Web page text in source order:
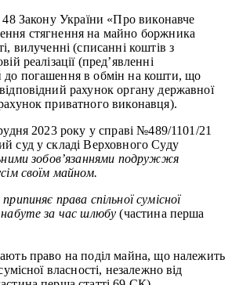
48 Закону України «Про виконавче
стягнення на майно боржника
вилученні (списанні коштів з
реалізації (пред’явленні
до погашення в обмін на кошти, що
рахунок органу державної
приватного виконавця).
2023 року у справі №489/1101/21
суд у складі Верховного Суду
зобов’язаннями подружжя
своїм майном.
права спільної сумісної
за час шлюбу (частина перша
право на поділ майна, що належить
власності, незалежно від